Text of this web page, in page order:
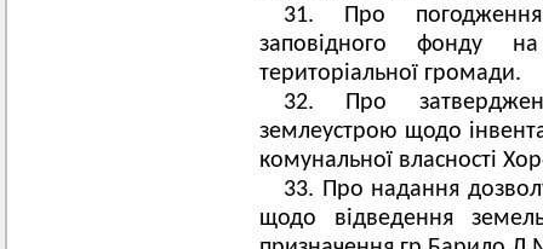
31. Про
заповідного фонду на
територіальної громади.
32. Про
землеустрою щодо
комунальної власності
33. Про надання
щодо відведення